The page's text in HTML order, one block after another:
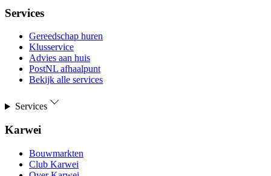
Services
Gereedschap huren
Klusservice
Advies aan huis
PostNL afhaalpunt
Bekijk alle services
Services
Karwei
Bouwmarkten
Club Karwei